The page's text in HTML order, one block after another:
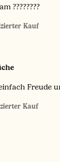
????????
Kauf
Freude
Kauf